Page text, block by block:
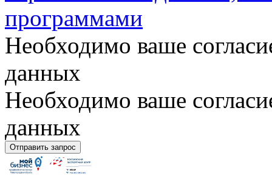
программами
Необходимо ваше
данных
Необходимо ваше
данных